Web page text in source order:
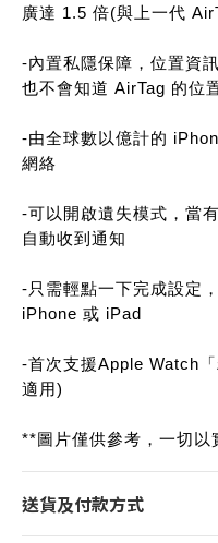
廣達 1.5 倍(與上一代
-內置私隱保障，位置資
也不會知道 AirTag 的位
-由全球數以億計的
網絡
-可以開啟遺失模式，當
自動收到通知
-只需輕點一下完成設定
iPhone 或 iPad
-首次支援Apple Watch
適用)
**圖片僅供參考，一切以
送貨及付款方式